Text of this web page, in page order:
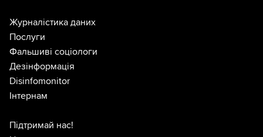
Журналістика даних
Послуги
Фальшиві соціологи
Дезінформація
Disinfomonitor
Інтернам
Підтримай нас!